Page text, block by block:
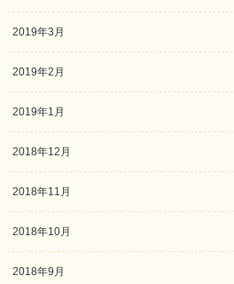
2019年3月
2019年2月
2019年1月
2018年12月
2018年11月
2018年10月
2018年9月